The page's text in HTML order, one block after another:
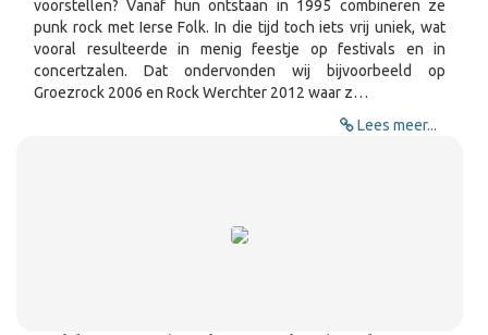
voorstellen? Vanaf hun ontstaan in 1995 combineren ze
punk rock met Ierse Folk. In die tijd toch iets vrij uniek, wat
vooral resulteerde in menig feestje op festivals en in
concertzalen. Dat ondervonden wij bijvoorbeeld op
Groezrock 2006 en Rock Werchter 2012 waar z…
Lees meer...